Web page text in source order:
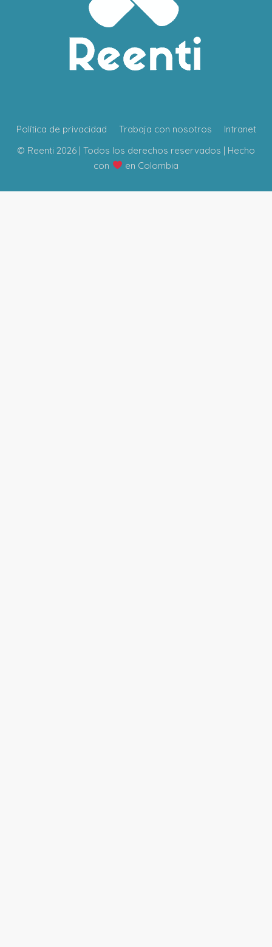
Política de privacidad Trabaja con nosotros
Intranet
© Reenti 2026 | Todos los derechos reservados | Hecho
con
en Colombia